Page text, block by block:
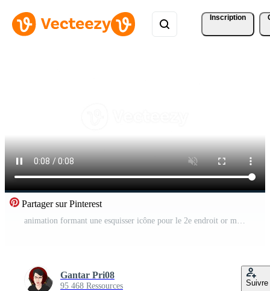
Inscription
Partager sur Pinterest
animation formant une esquisser icône pour le 2e endroit or médaille Vidéo Gratuite
Gantar Pri08
95 468 Ressources Suivre